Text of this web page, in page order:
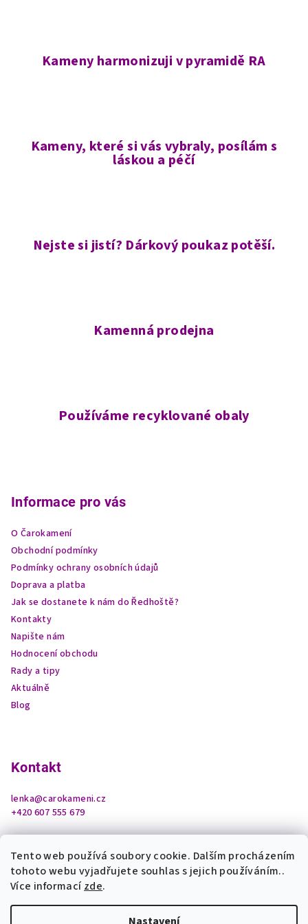
Tento web používá soubory cookie. Dalším procházením
tohoto webu vyjadřujete souhlas s jejich používáním..
Více informacízde.
k
i
s
Kameny harmonizuji v pyramidě RA
Kameny, které si vás vybraly, posílám s
láskou a péčí
Nejste si jistí? Dárkový poukaz potěší.
Kamenná prodejna
Používáme recyklované obaly
Informace pro vás
O Čarokamení
Obchodní podmínky
Podmínky ochrany osobních údajů
Doprava a platba
Jak se dostanete k nám do Ředhoště?
Kontakty
Napište nám
Hodnocení obchodu
Rady a tipy
Aktuálně
Blog
Kontakt
lenka@carokameni.cz
+420 607 555 679